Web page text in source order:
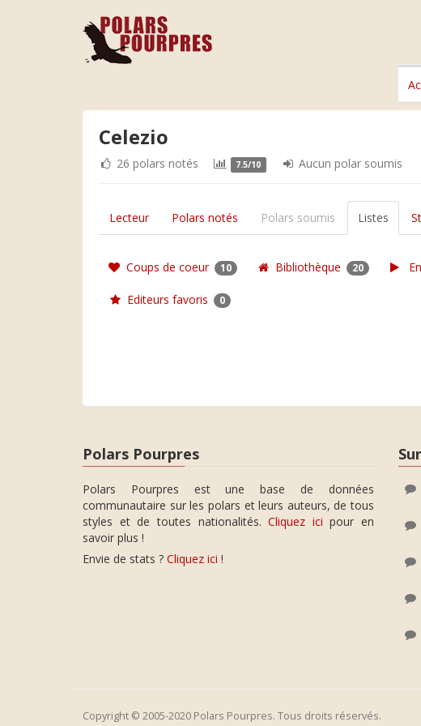
Celezio
26 polars notés 7.5/10 Aucun polar soumis
Lecteur Polars notés Polars soumis Listes
Coups de coeur 10 Bibliothèque 20
Editeurs favoris 0
Polars Pourpres
Polars Pourpres est une base de données
communautaire sur les polars et leurs auteurs, de tous
styles et de toutes nationalités.Cliquez ici pour en
savoir plus !
Envie de stats ? Cliquez ici !
Copyright © 2005-2020 Polars Pourpres. Tous droits réservés.